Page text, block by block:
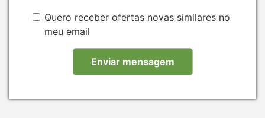
Quero receber ofertas novas similares no
meu email